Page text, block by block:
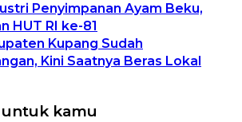
Penyimpanan Ayam Beku,
HUT RI ke-81
Kupang Sudah
Kini Saatnya Beras Lokal
kamu